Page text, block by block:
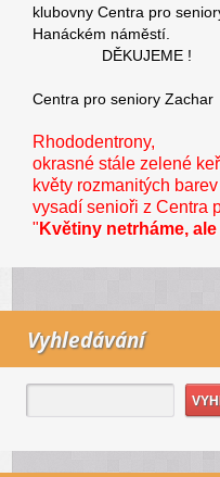
klubovny Centra pro
Hanáckém náměstí.
DĚKUJEME !
Marie Šerá,
Centra pro seniory Zachar
Rhododentrony,
okrasné stále zelené
květy rozmanitých barev
vysadí senioři z Centra
" Květiny netrháme,
Vyhledávání